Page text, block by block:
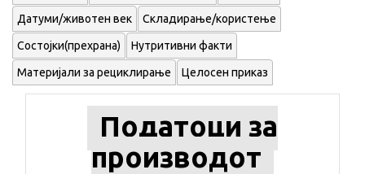
Датуми/животен век Складирање/користење
Состојки(прехрана) Нутритивни факти
Материјали за рециклирање Целосен приказ
Податоци за
производот